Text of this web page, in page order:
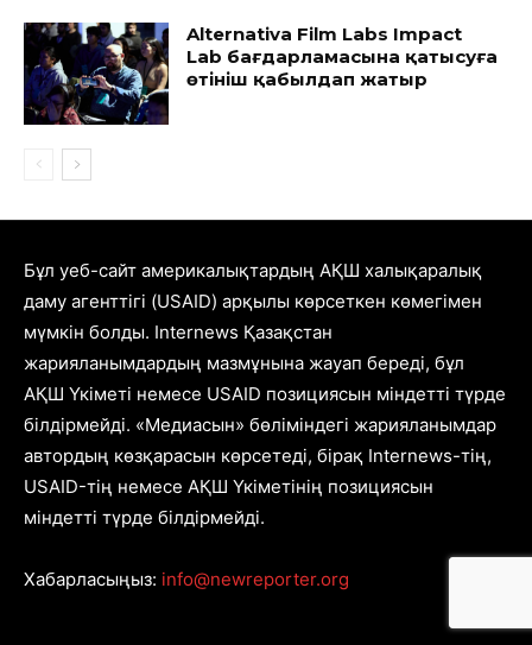
Alternativa Film Labs Impact
Lab бағдарламасына қатысуға
өтініш қабылдап жатыр
Бұл уеб-сайт америкалықтардың АҚШ халықаралық
даму агенттігі (USAID) арқылы көрсеткен көмегімен
мүмкін болды. Internews Қазақстан
жарияланымдардың мазмұнына жауап береді, бұл
АҚШ Үкіметі немесе USAID позициясын міндетті түрде
білдірмейді. «Медиасын» бөліміндегі жарияланымдар
автордың көзқарасын көрсетеді, бірақ Internews-тің,
USAID-тің немесе АҚШ Үкіметінің позициясын
міндетті түрде білдірмейді.
Хабарласыңыз: info@newreporter.org